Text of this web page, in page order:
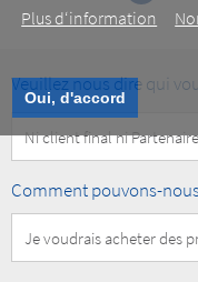
Plus d‘information
Oui, d'accord
Veuillez nous dire qui
Customer
Type
How
help
you?
Comment pouvons-